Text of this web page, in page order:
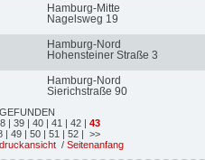
Hamburg-Mitte
Nagelsweg 19
Hamburg-Nord
Hohensteiner Straße 3
Hamburg-Nord
Sierichstraße 90
| 39 | 40 | 41 | 42 | 43
| 49 | 50 | 51 | 52 | >>
druckansicht / Seitenanfang